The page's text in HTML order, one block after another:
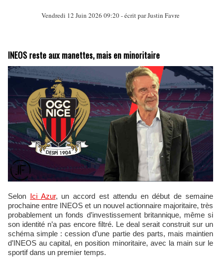
Vendredi 12 Juin 2026 09:20 - écrit parJustin Favre
INEOS reste aux manettes, mais en minoritaire
Selon Ici Azur, un accord est attendu en début de semaine
prochaine entre INEOS et un nouvel actionnaire majoritaire, très
probablement un fonds d’investissement britannique, même si
son identité n’a pas encore filtré. Le deal serait construit sur un
schéma simple : cession d’une partie des parts, mais maintien
d’INEOS au capital, en position minoritaire, avec la main sur le
sportif dans un premier temps.